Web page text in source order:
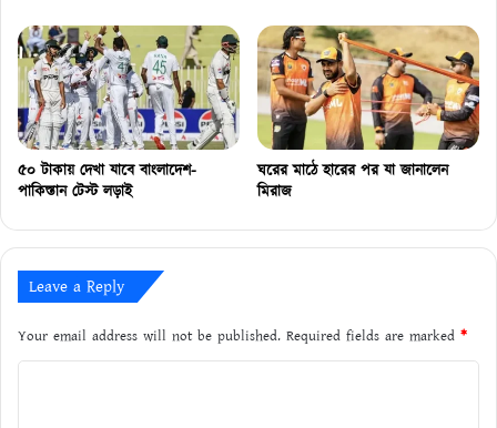
৫০ টাকায় দেখা যাবে বাংলাদেশ-
পাকিস্তান টেস্ট লড়াই
ঘরের মাঠে হারের পর যা জানালেন
মিরাজ
Leave a Reply
Your email address will not be published. Required fields are marked *